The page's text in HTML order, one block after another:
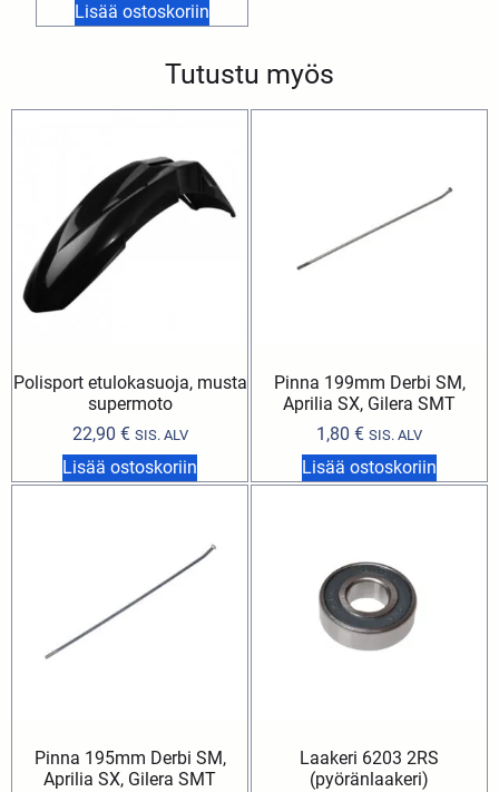
Lisää ostoskoriin
Tutustu myös
Polisport etulokasuoja, musta
supermoto
22,90 € SIS. ALV
Lisää ostoskoriin
Pinna 199mm Derbi SM,
Aprilia SX, Gilera SMT
1,80 € SIS. ALV
Lisää ostoskoriin
Pinna 195mm Derbi SM,
Aprilia SX, Gilera SMT
Laakeri 6203 2RS
(pyöränlaakeri)